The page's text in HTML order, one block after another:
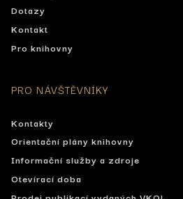
Dotazy
Kontakt
Pro knihovny
PRO NÁVŠTĚVNÍKY
Kontakty
Orientační plány knihovny
Informační služby a zdroje
Otevírací doba